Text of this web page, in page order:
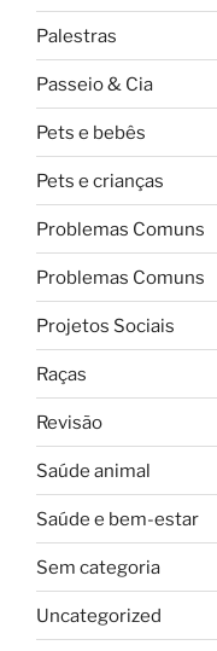
Palestras
Passeio & Cia
Pets e bebês
Pets e crianças
Problemas Comuns
Problemas Comuns
Projetos Sociais
Raças
Revisão
Saúde animal
Saúde e bem-estar
Sem categoria
Uncategorized